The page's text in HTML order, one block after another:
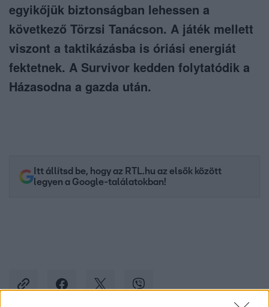
egyikőjük biztonságban lehessen a
következő Törzsi Tanácson. A játék mellett
viszont a taktikázásba is óriási energiát
fektetnek. A Survivor kedden folytatódik a
Házasodna a gazda után.
Itt állítsd be, hogy az RTL.hu az elsők között
legyen a Google-találatokban!